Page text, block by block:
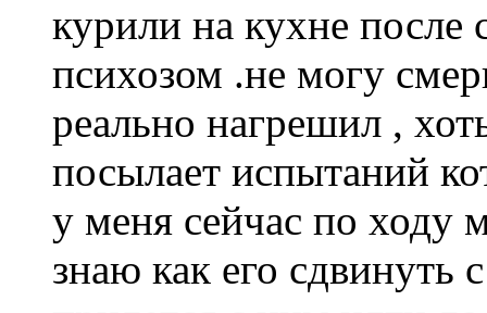
курили на кухне после
психозом .не могу
реально нагрешил ,
посылает испытаний
у меня сейчас по ходу
знаю как его сдвинуть